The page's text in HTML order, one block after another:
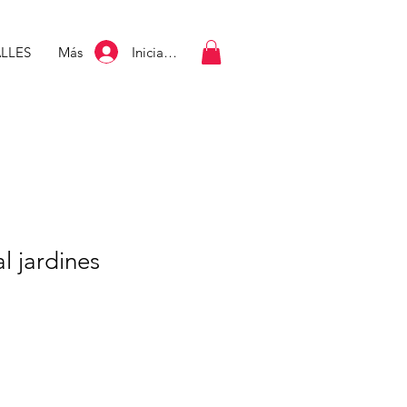
Más Iniciar sesión
jardines